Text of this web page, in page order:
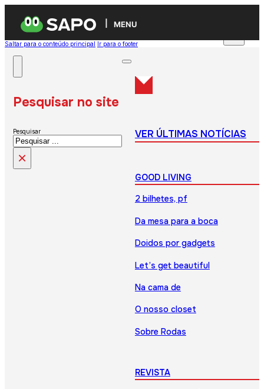
MENU
Saltar para o conteúdo principal Ir para o footer
Pesquisar no site
Pesquisar
×
VER ÚLTIMAS NOTÍCIAS
GOOD LIVING
2 bilhetes, pf
Da mesa para a boca
Doidos por gadgets
Let’s get beautiful
Na cama de
O nosso closet
Sobre Rodas
REVISTA